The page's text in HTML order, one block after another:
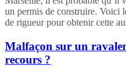
un permis de construire. Voici
de rigueur pour obtenir cette
Malfaçon sur un
recours ?